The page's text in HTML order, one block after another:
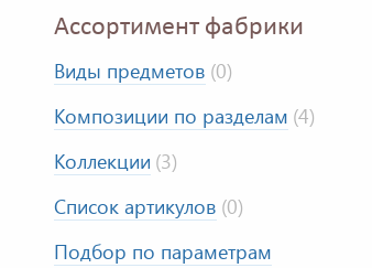
Ассортимент фабрики
Виды предметов (0)
Композиции по разделам (4)
Коллекции (3)
Список артикулов (0)
Подбор по параметрам